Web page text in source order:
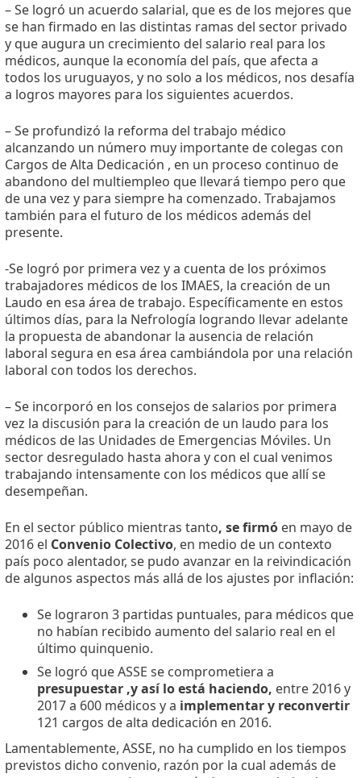
– Se logró un acuerdo salarial, que es de los mejores que
se han firmado en las distintas ramas del sector privado
y que augura un crecimiento del salario real para los
médicos, aunque la economía del país, que afecta a
todos los uruguayos, y no solo a los médicos, nos desafía
a logros mayores para los siguientes acuerdos.
– Se profundizó la reforma del trabajo médico
alcanzando un número muy importante de colegas con
Cargos de Alta Dedicación , en un proceso continuo de
abandono del multiempleo que llevará tiempo pero que
de una vez y para siempre ha comenzado. Trabajamos
también para el futuro de los médicos además del
presente.
-Se logró por primera vez y a cuenta de los próximos
trabajadores médicos de los IMAES, la creación de un
Laudo en esa área de trabajo. Específicamente en estos
últimos días, para la Nefrología logrando llevar adelante
la propuesta de abandonar la ausencia de relación
laboral segura en esa área cambiándola por una relación
laboral con todos los derechos.
– Se incorporó en los consejos de salarios por primera
vez la discusión para la creación de un laudo para los
médicos de las Unidades de Emergencias Móviles. Un
sector desregulado hasta ahora y con el cual venimos
trabajando intensamente con los médicos que allí se
desempeñan.
En el sector público mientras tanto, se firmó en mayo de
2016 el Convenio Colectivo, en medio de un contexto
país poco alentador, se pudo avanzar en la reivindicación
de algunos aspectos más allá de los ajustes por inflación:
Se lograron 3 partidas puntuales, para médicos que
no habían recibido aumento del salario real en el
último quinquenio.
Se logró que ASSE se comprometiera a
presupuestar ,y así lo está haciendo, entre 2016 y
2017 a 600 médicos y a implementar y reconvertir
121 cargos de alta dedicación en 2016.
Lamentablemente, ASSE, no ha cumplido en los tiempos
previstos dicho convenio, razón por la cual además de